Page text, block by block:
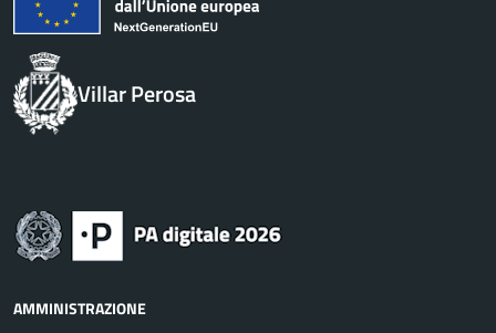
Villar Perosa
AMMINISTRAZIONE